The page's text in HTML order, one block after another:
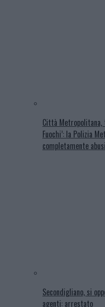
Città Metropolitana,
Fuochi’: la Polizia
completamente
Secondigliano, si
agenti: arrestato